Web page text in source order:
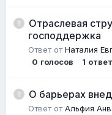
Отраслевая
господдержка
Ответ отНаталия
0 голосов 1 ответ
О барьерах
Ответ отАльфия